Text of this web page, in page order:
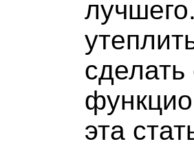
сделать
эта